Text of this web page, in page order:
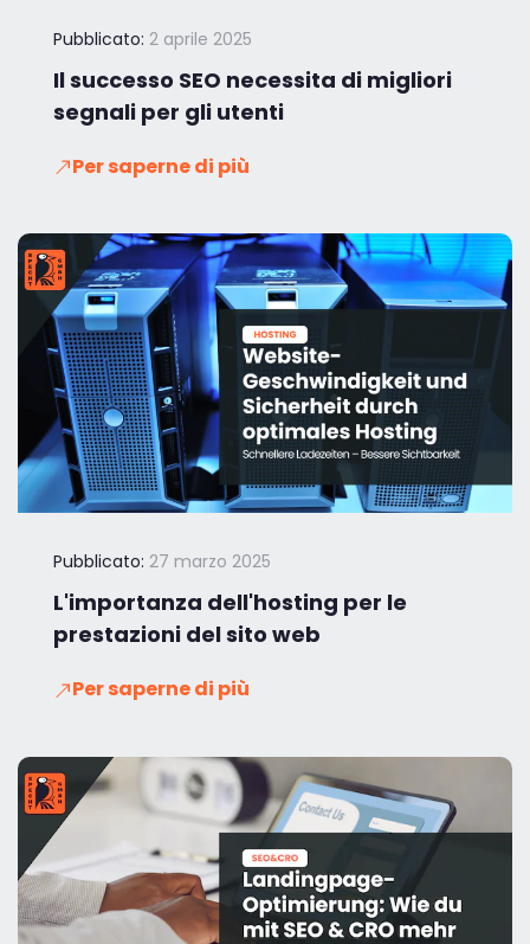
Pubblicato: 2 aprile 2025
Il successo SEO necessita di migliori
segnali per gli utenti
Per saperne di più
Pubblicato: 27 marzo 2025
L'importanza dell'hosting per le
prestazioni del sito web
Per saperne di più